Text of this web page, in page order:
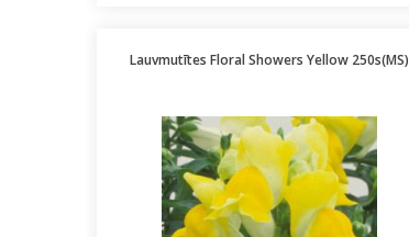
Lauvmutītes Floral Showers Yellow 250s(MS)